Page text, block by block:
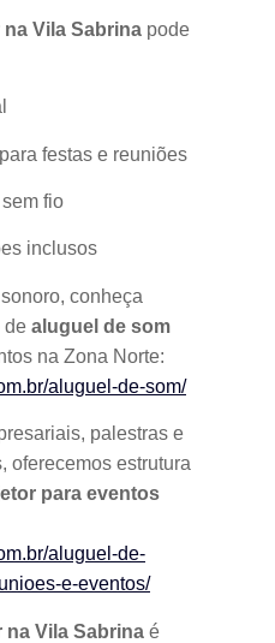
Vila Sabrina pode
festas e reuniões
fio
inclusos
conheça
de aluguel de som
na Zona Norte:
aluguel-de-som/
palestras e
oferecemos estrutura
para eventos
aluguel-de-
e-eventos/
na Vila Sabrina é